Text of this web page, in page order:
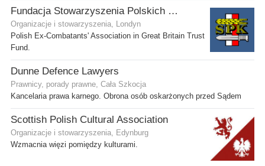
Fundacja Stowarzyszenia Polskich Kombatantów w Wielkiej Brytanii
Organizacje i stowarzyszenia, Londyn
Polish Ex-Combatants' Association in Great Britain Trust
Fund.
Dunne Defence Lawyers
Prawnicy, porady prawne, Cała Szkocja
Kancelaria prawa karnego. Obrona osób oskarżonych przed Sądem
Scottish Polish Cultural Association
Organizacje i stowarzyszenia, Edynburg
Wzmacnia więzi pomiędzy kulturami.